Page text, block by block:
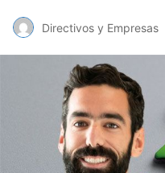
Directivos y Empresas